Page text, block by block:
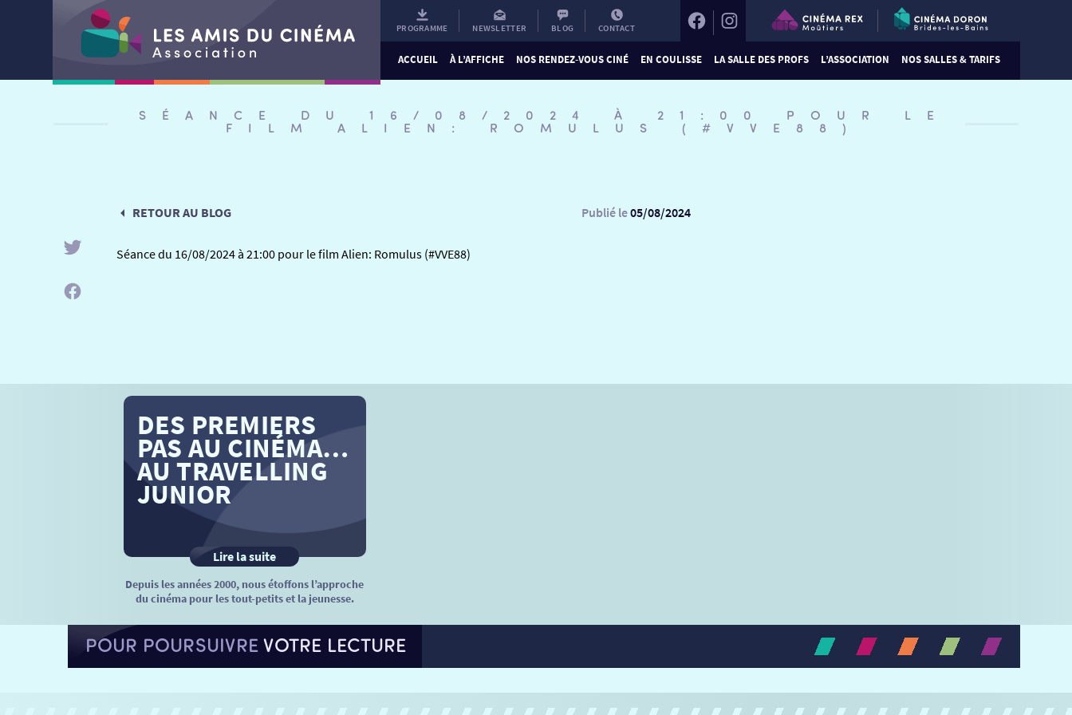
PROGRAMME NEWSLETTER BLOG CONTACT
ACCUEIL À L’AFFICHE NOS RENDEZ-VOUS CINÉ EN COULISSE LA SALLE DES PROFS L’ASSOCIATION NOS SALLES & TARIFS
SÉANCE DU 16/08/2024 À 21:00 POUR LE
FILM ALIEN: ROMULUS (#VVE88)
RETOUR AU BLOG Publié le05/08/2024
Séance du 16/08/2024 à 21:00 pour le film Alien: Romulus (#VVE88)
DES PREMIERS
PAS AU CINÉMA…
AU TRAVELLING
JUNIOR
Lire la suite
Depuis les années 2000, nous étoffons l’approche
du cinéma pour les tout-petits et la jeunesse.
POUR POURSUIVREVOTRE LECTURE